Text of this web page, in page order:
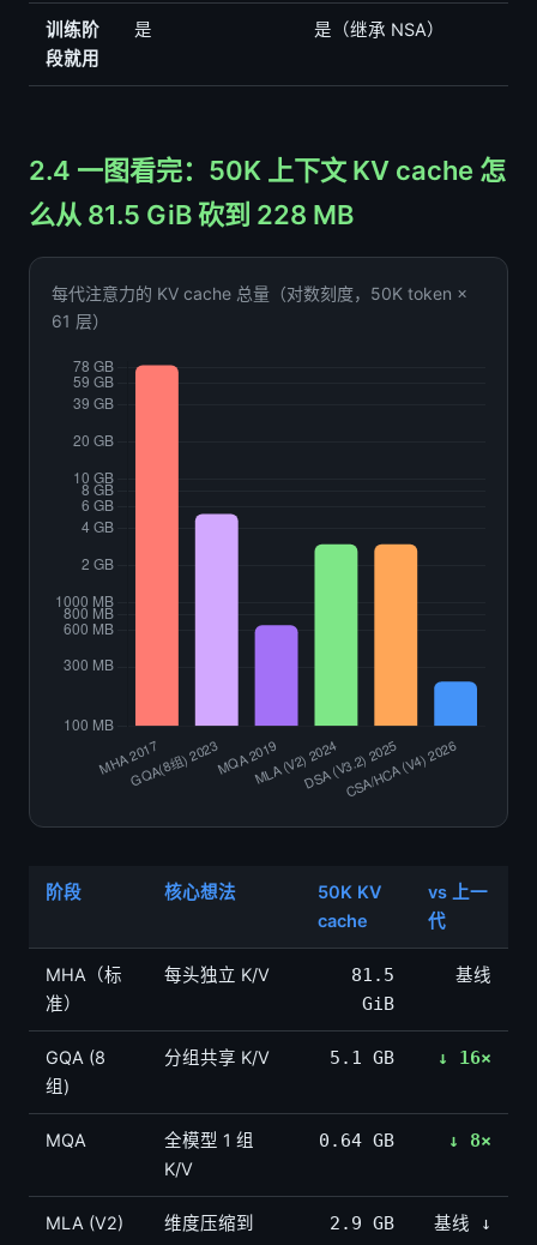
训练阶
段就用
是 是（继承 NSA）
2.4 一图看完：50K 上下文 KV cache 怎
么从 81.5 GiB 砍到 228 MB
每代注意力的 KV cache 总量（对数刻度，50K token ×
61 层）
阶段 核心想法
50K KV
cache
vs 上一
代
MHA（标
准）
每头独立 K/V
81.5
GiB
基线
GQA (8
组)
分组共享 K/V 5.1 GB ↓ 16×
MQA
全模型 1 组
K/V
0.64 GB ↓ 8×
MLA (V2)
维度压缩到
2.9 GB
基线 ↓